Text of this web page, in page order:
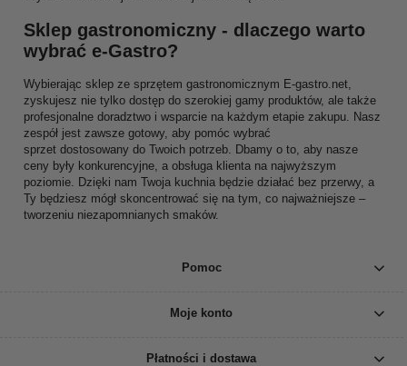
Sklep gastronomiczny - dlaczego warto
wybrać e-Gastro?
Wybierając sklep ze sprzętem gastronomicznym E-gastro.net,
zyskujesz nie tylko dostęp do szerokiej gamy produktów, ale także
profesjonalne doradztwo i wsparcie na każdym etapie zakupu. Nasz
zespół jest zawsze gotowy, aby pomóc wybrać
sprzet dostosowany do Twoich potrzeb. Dbamy o to, aby nasze
ceny były konkurencyjne, a obsługa klienta na najwyższym
poziomie. Dzięki nam Twoja kuchnia będzie działać bez przerwy, a
Ty będziesz mógł skoncentrować się na tym, co najważniejsze –
tworzeniu niezapomnianych smaków.
Pomoc
Moje konto
Płatności i dostawa